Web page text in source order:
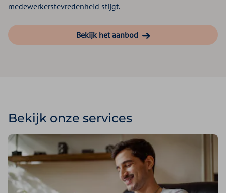
medewerkerstevredenheid stijgt.
Bekijk het aanbod
Bekijk onze services